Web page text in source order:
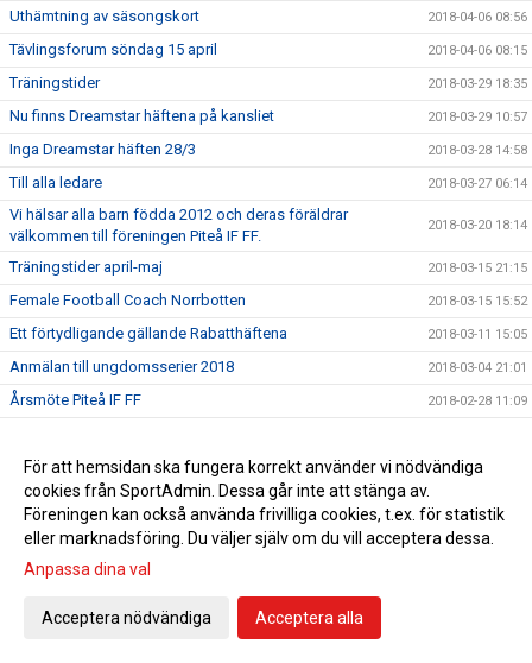
Uthämtning av säsongskort 2018-04-06 08:56
Tävlingsforum söndag 15 april 2018-04-06 08:15
Träningstider 2018-03-29 18:35
Nu finns Dreamstar häftena på kansliet 2018-03-29 10:57
Inga Dreamstar häften 28/3 2018-03-28 14:58
Till alla ledare 2018-03-27 06:14
Vi hälsar alla barn födda 2012 och deras föräldrar
välkommen till föreningen Piteå IF FF.
2018-03-20 18:14
Träningstider april-maj 2018-03-15 21:15
Female Football Coach Norrbotten 2018-03-15 15:52
Ett förtydligande gällande Rabatthäftena 2018-03-11 15:05
Anmälan till ungdomsserier 2018 2018-03-04 21:01
Årsmöte Piteå IF FF 2018-02-28 11:09
Ansvarspersoner PSG 2018-02-19 19:57
Viktiga datum för alla ledare 2018-02-18 18:07
Sportringen bjuder in till Klubbvecka! 2018-02-15 18:13
Vi hälsar alla barn födda 2012 och deras föräldrar
Föräldramöte 19/2 kl.18.30
För att hemsidan ska fungera korrekt använder vi nödvändiga
cookies från SportAdmin. Dessa går inte att stänga av.
Föreningen kan också använda frivilliga cookies, t.ex. för statistik
eller marknadsföring. Du väljer själv om du vill acceptera dessa.
Anpassa dina val
Acceptera nödvändiga Acceptera alla